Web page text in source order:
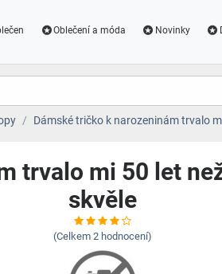
Oblečení a móda Novinky
Dámské tričko k narozeninám trvalo
trvalo mi 50 let
skvěle
(Celkem 2 hodnocení)